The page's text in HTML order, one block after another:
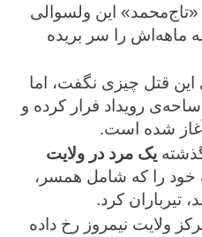
این ولسوالی
ماهه‌اش را سر بریده
این قتل چیزی نگفت، اما
رویداد فرار کرده و
شده است.
یک مرد در ولایت
خود را که شامل همسر،
کرد.
ولایت نیمروز رخ داده